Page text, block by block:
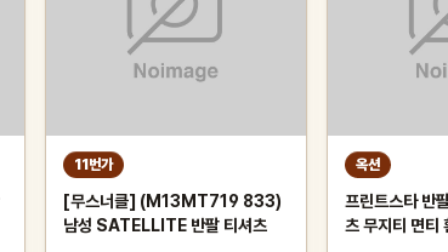
11번가
[무스너클] (M13MT719 833)
남성 SATELLITE 반팔 티셔츠
옥션
프린트스타 반
츠 무지티 면티